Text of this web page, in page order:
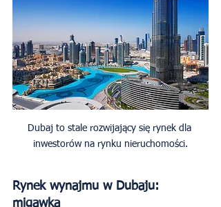
Dubaj to stale rozwijający się rynek dla
inwestorów na rynku nieruchomości.
Rynek wynajmu w Dubaju:
migawka